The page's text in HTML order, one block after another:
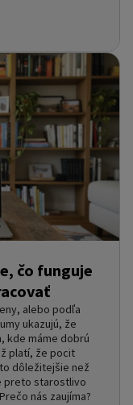
čo funguje
alebo podľa
ukazujú, že
kde máme dobrú
platí, že pocit
dôležitejšie než
preto starostlivo
nás zaujíma?